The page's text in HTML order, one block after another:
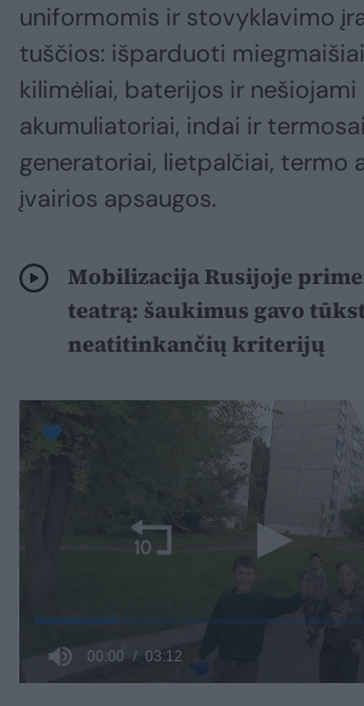
uniformomis ir stovyklavimo
tuščios: išparduoti
kilimėliai, baterijos ir nešiojami
akumuliatoriai, indai ir
generatoriai, lietpalčiai, termo
įvairios apsaugos.
Mobilizacija Rusijoje
teatrą: šaukimus gavo
neatitinkančių kriterijų